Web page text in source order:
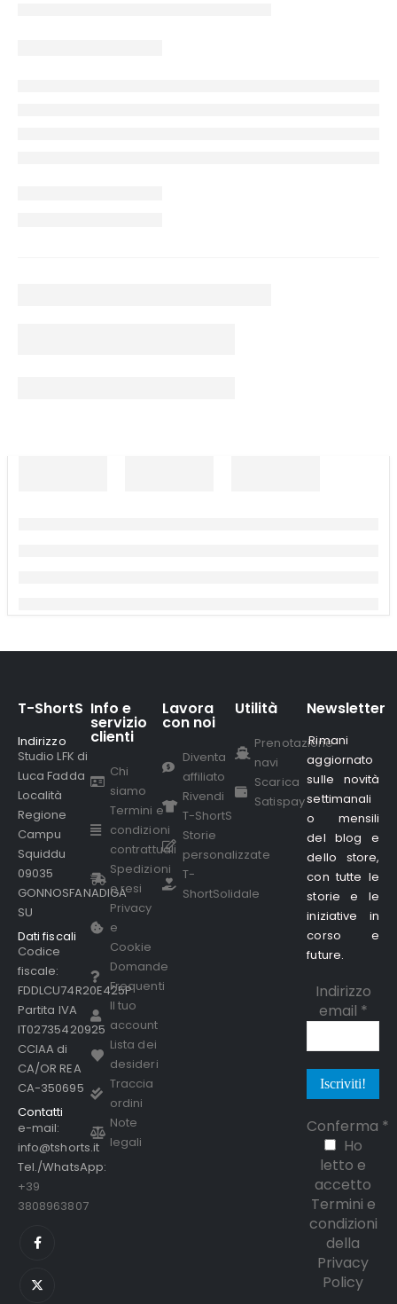
T-ShortS
Indirizzo
Studio LFK di
Luca Fadda
Località
Regione
Campu
Squiddu
09035
GONNOSFANADIGA
SU
Dati fiscali
Codice
fiscale:
FDDLCU74R20E425P
Partita IVA
IT02735420925
CCIAA di
CA/OR REA
CA-350695
Contatti
e-mail:
info@tshorts.it
Tel./WhatsApp:
+39
3808963807
Info e
servizio
clienti
Chi
siamo
Termini e
condizioni
contrattuali
Spedizioni
e resi
Privacy
e
Cookie
Domande
Frequenti
Il tuo
account
Lista dei
desideri
Traccia
ordini
Note
legali
Lavora
con noi
Diventa
affiliato
Rivendi
T-ShortS
Storie
personalizzate
T-
ShortSolidale
Utilità
Prenotazione
navi
Scarica
Satispay
Newsletter
.Rimani
aggiornato
sulle novità
settimanali
o mensili
del blog e
dello store,
con tutte le
storie e le
iniziative in
corso e
future.
Indirizzo
email *
Conferma *
Ho
letto e
accetto
Termini e
condizioni
della
Privacy
Policy